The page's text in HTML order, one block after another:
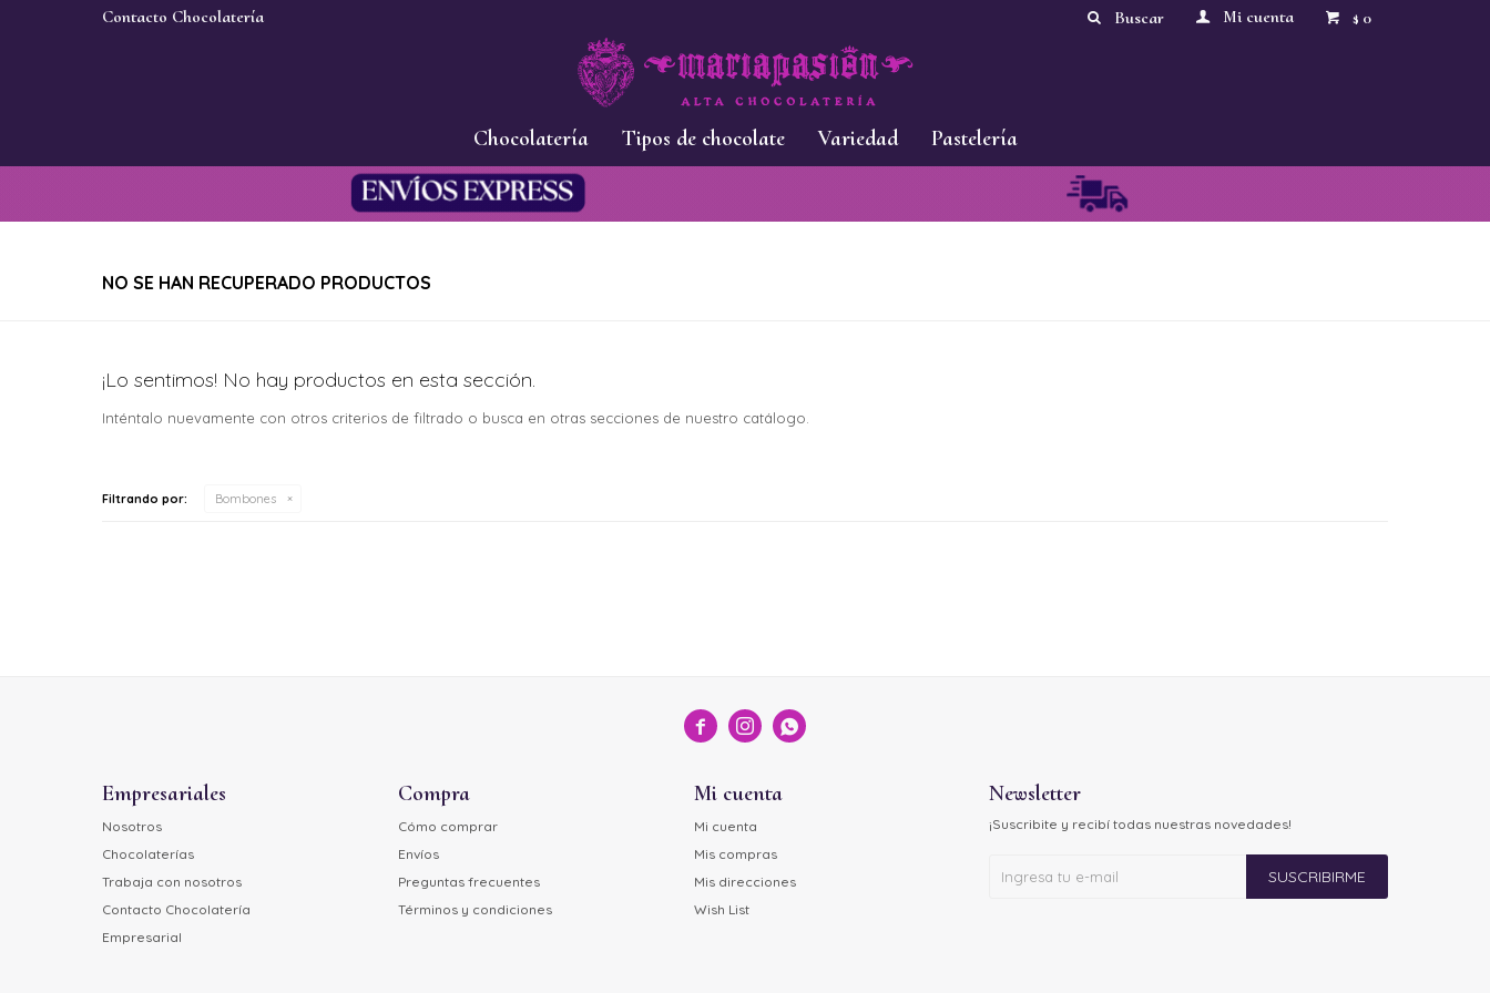
Chocolatería Tipos de chocolate Variedad Pastelería
$ 0
Contacto Chocolatería
NO SE HAN RECUPERADO PRODUCTOS
¡Lo sentimos! No hay productos en esta sección.
Inténtalo nuevamente con otros criterios de filtrado o busca en otras secciones de nuestro catálogo.
Filtrando por: Bombones
  
Empresariales
Nosotros
Chocolaterías
Trabaja con nosotros
Contacto Chocolatería
Empresarial
Compra
Cómo comprar
Envíos
Preguntas frecuentes
Términos y condiciones
Mi cuenta
Mi cuenta
Mis compras
Mis direcciones
Wish List
Newsletter
¡Suscribite y recibí todas nuestras novedades!
SUSCRIBIRME